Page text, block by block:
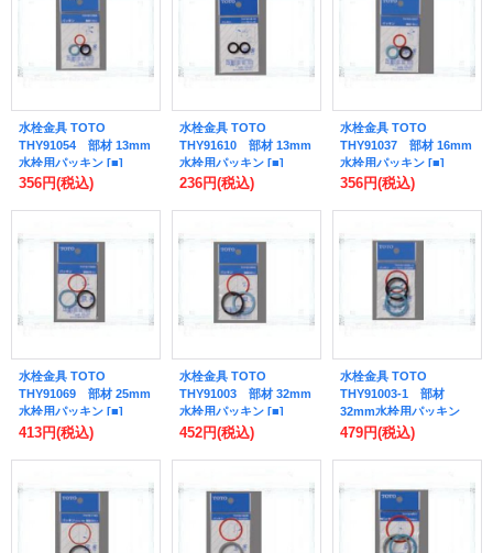
水栓金具 TOTO
THY91054 部材 13mm
水栓用パッキン [■]
356円(税込)
水栓金具 TOTO
THY91610 部材 13mm
水栓用パッキン [■]
236円(税込)
水栓金具 TOTO
THY91037 部材 16mm
水栓用パッキン [■]
356円(税込)
水栓金具 TOTO
THY91069 部材 25mm
水栓用パッキン [■]
413円(税込)
水栓金具 TOTO
THY91003 部材 32mm
水栓用パッキン [■]
452円(税込)
水栓金具 TOTO
THY91003-1 部材
32mm水栓用パッキン
479円(税込)